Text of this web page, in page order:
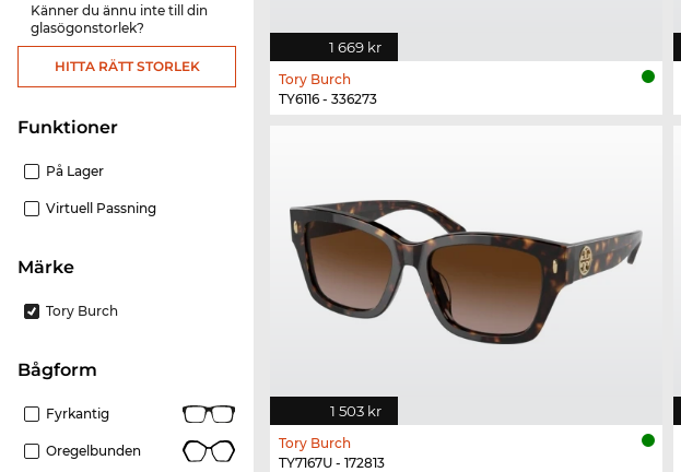
Känner du ännu inte till din
glasögonstorlek?
HITTA RÄTT STORLEK
Funktioner
På Lager
Virtuell Passning
Märke
Tory Burch
bågform
Fyrkantig
Oregelbunden
1 669 kr
Tory Burch
TY6116 - 336273
1 503 kr
Tory Burch
TY7167U - 172813